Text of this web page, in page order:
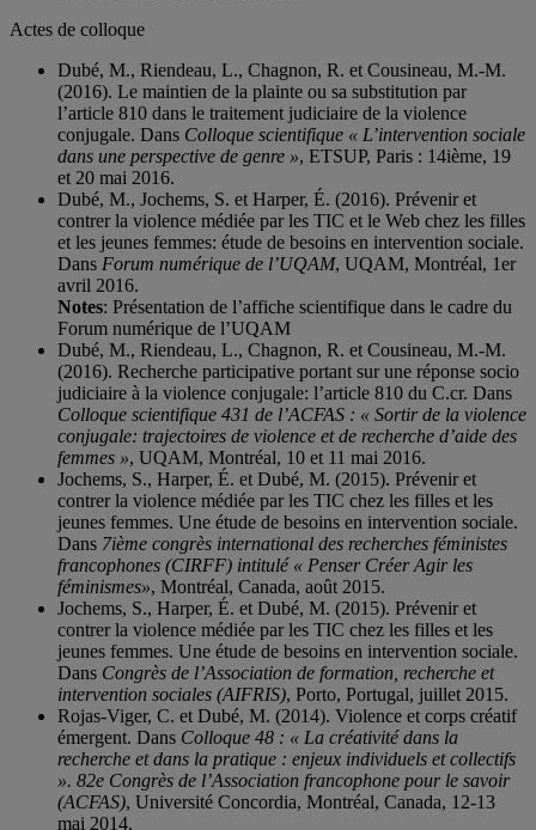
Actes de colloque
Dubé, M., Riendeau, L., Chagnon, R. et Cousineau, M.-M.
(2016). Le maintien de la plainte ou sa substitution par
l’article 810 dans le traitement judiciaire de la violence
conjugale. Dans Colloque scientifique « L’intervention sociale
dans une perspective de genre », ETSUP, Paris : 14ième, 19
et 20 mai 2016.
Dubé, M., Jochems, S. et Harper, É. (2016). Prévenir et
contrer la violence médiée par les TIC et le Web chez les filles
et les jeunes femmes: étude de besoins en intervention sociale.
Dans Forum numérique de l’UQAM, UQAM, Montréal, 1er
avril 2016.
Notes: Présentation de l’affiche scientifique dans le cadre du
Forum numérique de l’UQAM
Dubé, M., Riendeau, L., Chagnon, R. et Cousineau, M.-M.
(2016). Recherche participative portant sur une réponse socio
judiciaire à la violence conjugale: l’article 810 du C.cr. Dans
Colloque scientifique 431 de l’ACFAS : « Sortir de la violence
conjugale: trajectoires de violence et de recherche d’aide des
femmes », UQAM, Montréal, 10 et 11 mai 2016.
Jochems, S., Harper, É. et Dubé, M. (2015). Prévenir et
contrer la violence médiée par les TIC chez les filles et les
jeunes femmes. Une étude de besoins en intervention sociale.
Dans 7ième congrès international des recherches féministes
francophones (CIRFF) intitulé « Penser Créer Agir les
féminismes», Montréal, Canada, août 2015.
Jochems, S., Harper, É. et Dubé, M. (2015). Prévenir et
contrer la violence médiée par les TIC chez les filles et les
jeunes femmes. Une étude de besoins en intervention sociale.
Dans Congrès de l’Association de formation, recherche et
intervention sociales (AIFRIS), Porto, Portugal, juillet 2015.
Rojas-Viger, C. et Dubé, M. (2014). Violence et corps créatif
émergent. Dans Colloque 48 : « La créativité dans la
recherche et dans la pratique : enjeux individuels et collectifs
». 82e Congrès de l’Association francophone pour le savoir
(ACFAS), Université Concordia, Montréal, Canada, 12-13
mai 2014.